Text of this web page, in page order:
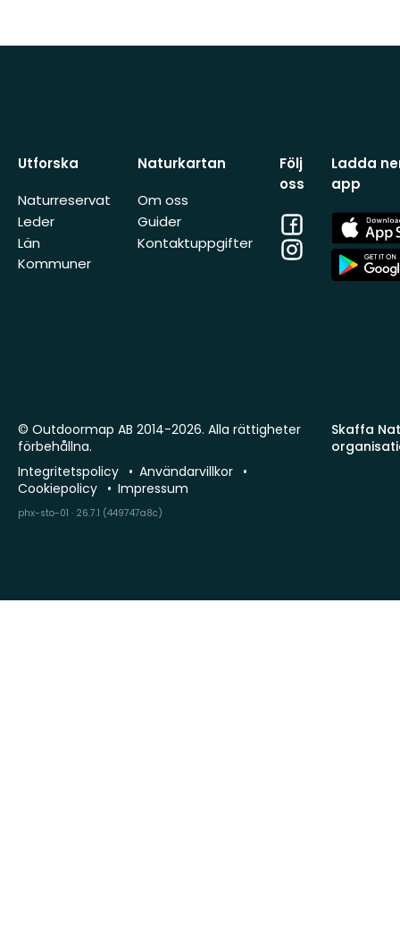
Utforska
Naturreservat
Leder
Län
Kommuner
Naturkartan
Om oss
Guider
Kontaktuppgifter
Följ
oss
Facebook
Instagram
Ladda
app
App
Store
App
Store
Skaffa
© Outdoormap AB 2014-2026. Alla rättigheter
förbehållna.
Integritetspolicy
Användarvillkor
Cookiepolicy
Impressum
phx-sto-01 · 26.7.1 (449747a8c)